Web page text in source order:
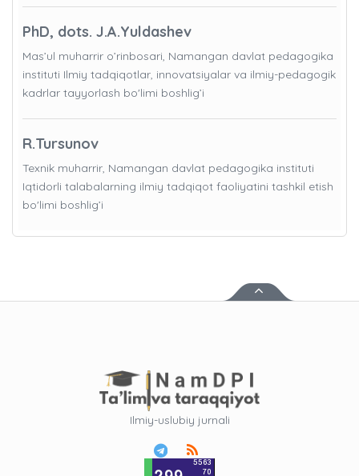
PhD, dots. J.A.Yuldashev
Mas’ul muharrir o’rinbosari, Namangan davlat pedagogika
instituti Ilmiy tadqiqotlar, innovatsiyalar va ilmiy-pedagogik
kadrlar tayyorlash bo'limi boshlig’i
R.Tursunov
Texnik muharrir, Namangan davlat pedagogika instituti
Iqtidorli talabalarning ilmiy tadqiqot faoliyatini tashkil etish
bo'limi boshlig’i
Ilmiy-uslubiy jurnali